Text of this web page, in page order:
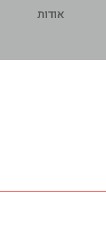
אודות